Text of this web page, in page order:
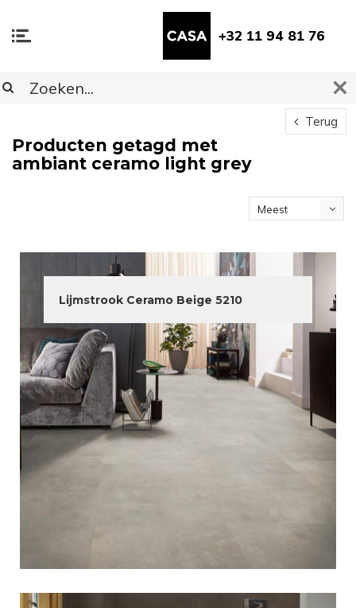
+32 11 94 81 76
Terug
Producten getagd met
ambiant ceramo light grey
Meest
Lijmstrook Ceramo Beige 5210